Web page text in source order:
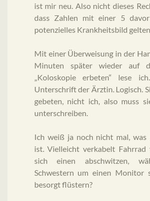
ist mir neu. Also nicht dieses
dass Zahlen mit einer 5
potenzielles Krankheitsbild
Mit einer Überweisung in der
Minuten später wieder auf
„Koloskopie erbeten“ lese
Unterschrift der Ärztin. Logisch.
gebeten, nicht ich, also muss
unterschreiben.
Ich weiß ja noch nicht mal, was
ist. Vielleicht verkabelt Fahrrad
sich einen abschwitzen,
Schwestern um einen Monitor
besorgt flüstern?